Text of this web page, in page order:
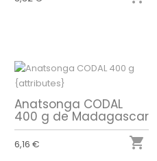
Anatsonga CODAL
400 g de Madagascar
6,16 € 